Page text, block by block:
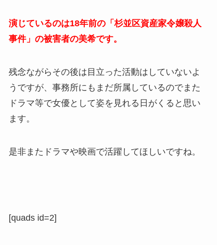
演じているのは18年前の「杉並区資産家令嬢殺人
事件」の被害者の美希です。
残念ながらその後は目立った活動はしていないよ
うですが、事務所にもまだ所属しているのでまた
ドラマ等で女優として姿を見れる日がくると思い
ます。
是非またドラマや映画で活躍してほしいですね。
[quads id=2]